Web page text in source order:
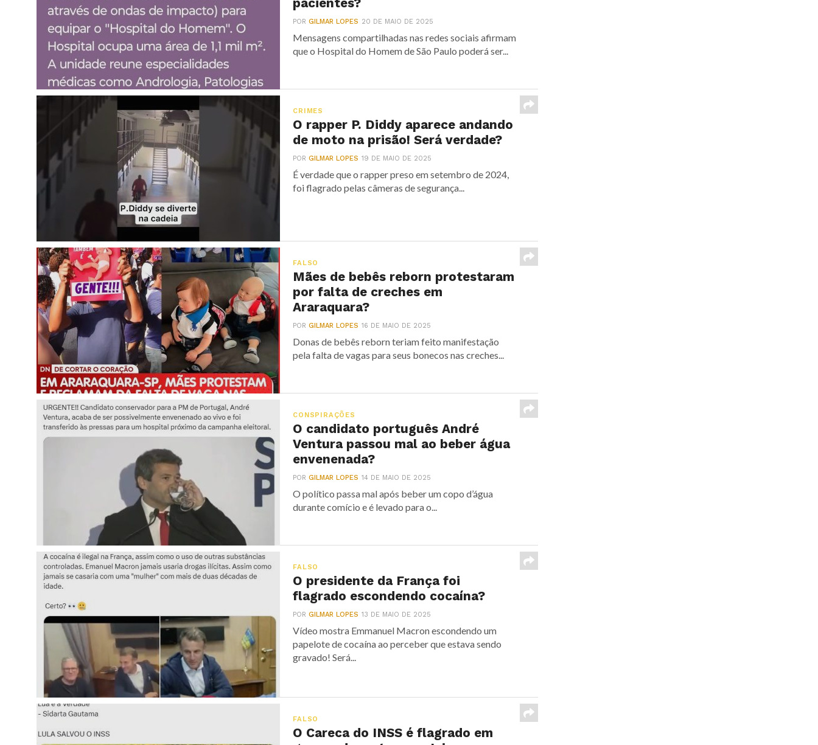
pacientes?
PORGILMAR LOPES 20 DE MAIO DE 2025
Mensagens compartilhadas nas redes sociais afirmam
que o Hospital do Homem de São Paulo poderá ser...
CRIMES
O rapper P. Diddy aparece andando
de moto na prisão! Será verdade?
PORGILMAR LOPES 19 DE MAIO DE 2025
É verdade que o rapper preso em setembro de 2024,
foi flagrado pelas câmeras de segurança...
FALSO
Mães de bebês reborn protestaram
por falta de creches em
Araraquara?
PORGILMAR LOPES 16 DE MAIO DE 2025
Donas de bebês reborn teriam feito manifestação
pela falta de vagas para seus bonecos nas creches...
CONSPIRAÇÕES
O candidato português André
Ventura passou mal ao beber água
envenenada?
PORGILMAR LOPES 14 DE MAIO DE 2025
O político passa mal após beber um copo d’água
durante comício e é levado para o...
FALSO
O presidente da França foi
flagrado escondendo cocaína?
PORGILMAR LOPES 13 DE MAIO DE 2025
Vídeo mostra Emmanuel Macron escondendo um
papelote de cocaína ao perceber que estava sendo
gravado! Será...
FALSO
O Careca do INSS é flagrado em